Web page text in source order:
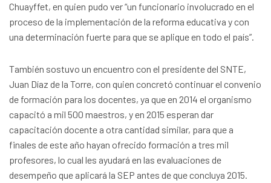
Chuayffet, en quien pudo ver “un funcionario involucrado en el
proceso de la implementación de la reforma educativa y con
una determinación fuerte para que se aplique en todo el país”.
También sostuvo un encuentro con el presidente del SNTE,
Juan Díaz de la Torre, con quien concretó continuar el convenio
de formación para los docentes, ya que en 2014 el organismo
capacitó a mil 500 maestros, y en 2015 esperan dar
capacitación docente a otra cantidad similar, para que a
finales de este año hayan ofrecido formación a tres mil
profesores, lo cual les ayudará en las evaluaciones de
desempeño que aplicará la SEP antes de que concluya 2015.